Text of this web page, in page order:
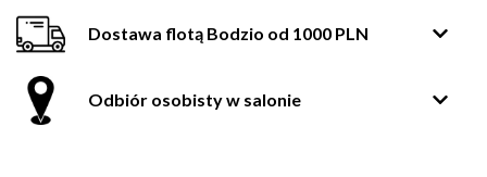
Dostawa flotą Bodzio od 1000 PLN
Odbiór osobisty w salonie